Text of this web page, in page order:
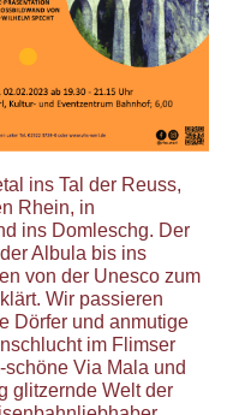
ins Tal der Reuss,
Rhein, in
ins Domleschg. Der
Albula bis ins
von der Unesco zum
Wir passieren
Dörfer und anmutige
im Flimser
Via Mala und
glitzernde Welt der